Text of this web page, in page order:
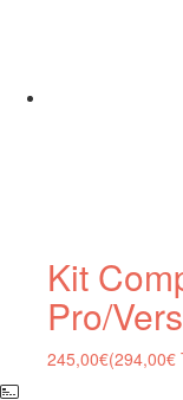
Kit
Pro/
245,00€(294,00€